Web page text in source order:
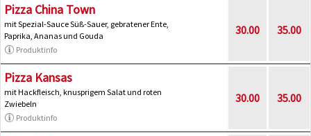
Pizza China Town
mit Spezial-Sauce Süß-Sauer, gebratener Ente,
Paprika, Ananas und Gouda
Produktinfo
30.00 35.00
Pizza Kansas
mit Hackfleisch, knusprigem Salat und roten
Zwiebeln
Produktinfo
30.00 35.00